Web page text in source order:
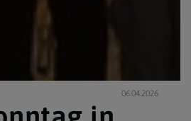
06.04.2026